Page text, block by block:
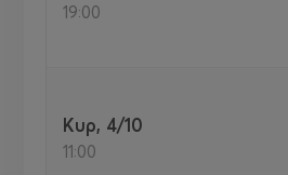
19:00
Κυρ, 4/10
11:00